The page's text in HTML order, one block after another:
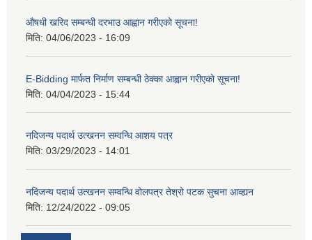
औषधी खरिद सम्बन्धी दरभाउ आह्वान गरीएको सूचना!
मिति: 04/06/2023 - 16:09
E-Bidding मार्फत निर्माण सम्बन्धी ठेक्का आह्वान गरीएको सूचना!
मिति: 04/04/2023 - 15:44
नदिजन्य पदार्थ उत्खनन सम्वन्धि आशय पत्र
मिति: 03/29/2023 - 14:01
नदिजन्य पदार्थ उत्खनन सम्वन्धि वोलपत्र तेश्रो पटक सुचना आव्ह्यन
मिति: 12/24/2022 - 09:05